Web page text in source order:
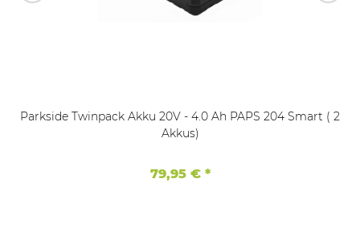
Parkside Twinpack Akku 20V - 4.0 Ah PAPS 204 Smart ( 2
Akkus)
79,95 € *